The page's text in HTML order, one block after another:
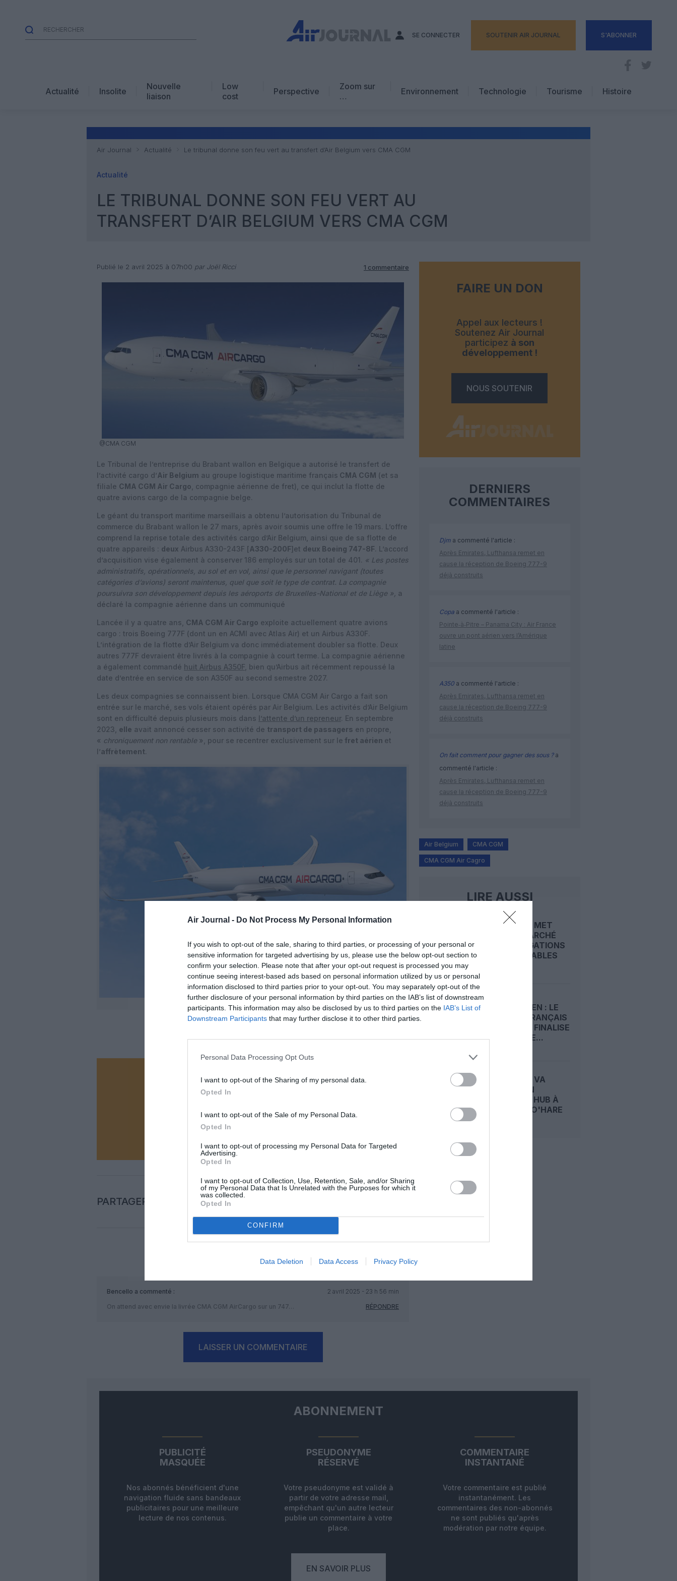
Air Journal - Do Not Process My Personal Information
If you wish to opt-out of the sale, sharing to third parties, or processing of your personal or
sensitive information for targeted advertising by us, please use the below opt-out section to
confirm your selection. Please note that after your opt-out request is processed you may
continue seeing interest-based ads based on personal information utilized by us or personal
information disclosed to third parties prior to your opt-out. You may separately opt-out of the
further disclosure of your personal information by third parties on the IAB’s list of downstream
participants. This information may also be disclosed by us to third parties on the IAB’s List of
Downstream Participants that may further disclose it to other third parties.
Personal Data Processing Opt Outs
I want to opt-out of the Sharing of my personal data.
Opted In
I want to opt-out of the Sale of my Personal Data.
Opted In
I want to opt-out of processing my Personal Data for Targeted
Advertising.
Opted In
I want to opt-out of Collection, Use, Retention, Sale, and/or Sharing
of my Personal Data that Is Unrelated with the Purposes for which it
was collected.
Opted In
CONFIRM
Data Deletion Data Access Privacy Policy
SE CONNECTER SOUTENIR AIR JOURNAL S'ABONNER
Actualité Insolite
Nouvelle
liaison
Low
cost
Perspective
Zoom sur
…
Avis d’expert
Environnement Technologie
Tourisme
Hôtellerie
Histoire
Air Journal Actualité Le tribunal donne son feu vert au transfert d’Air Belgium vers CMA CGM
Actualité
LE TRIBUNAL DONNE SON FEU VERT AU
TRANSFERT D’AIR BELGIUM VERS CMA CGM
Publié le 2 avril 2025 à 07h00 par Joël Ricci 1 commentaire
@CMA CGM
Le Tribunal de l’entreprise du Brabant wallon en Belgique a autorisé le transfert de
l’activité cargo d’Air Belgium au groupe logistique maritime français CMA CGM (et sa
filiale CMA CGM Air Cargo , compagnie aérienne de fret), ce qui inclut la flotte de
quatre avions cargo de la compagnie belge.
Le géant du transport maritime marseillais a obtenu l’autorisation du Tribunal de
commerce du Brabant wallon le 27 mars, après avoir soumis une offre le 19 mars. L’offre
comprend la reprise totale des activités cargo d’Air Belgium, ainsi que de sa flotte de
quatre appareils : deux Airbus A330-243F [A330-200F]et deux Boeing 747-8F. L’accord
d’acquisition vise également à conserver 186 employés sur un total de 401. « Les postes
administratifs, opérationnels, au sol et en vol, ainsi que le personnel navigant (toutes
catégories d’avions) seront maintenus, quel que soit le type de contrat. La compagnie
poursuivra son développement depuis les aéroports de Bruxelles-National et de Liège », a
déclaré la compagnie aérienne dans un communiqué
Lancée il y a quatre ans, CMA CGM Air Cargo exploite actuellement quatre avions
cargo : trois Boeing 777F (dont un en ACMI avec Atlas Air) et un Airbus A330F.
L’intégration de la flotte d’Air Belgium va donc immédiatement doubler sa flotte. Deux
autres 777F devraient être livrés à la compagnie à court terme. La compagnie aérienne
a également commandé huit Airbus A350F , bien qu’Airbus ait récemment repoussé la
date d’entrée en service de son A350F au second semestre 2027.
Les deux compagnies se connaissent bien. Lorsque CMA CGM Air Cargo a fait son
entrée sur le marché, ses vols étaient opérés par Air Belgium. Les activités d’Air Belgium
sont en difficulté depuis plusieurs mois dans l’attente d’un repreneur. En septembre
2023, elle avait annoncé cesser son activité de transport de passagers en propre,
« chroniquement non rentable », pour se recentrer exclusivement sur le fret aérien et
l’affrètement.
©Airbus
Vous avez apprécié l’article ?
Soutenez-nous, faites un don !
NOUS SOUTENIR
PARTAGER L'ARTICLE
FacebookTwitter
COMMENTAIRE(S)
Bencello a commenté :
2 avril 2025 - 23 h 56 min
On attend avec envie la livrée CMA CGM AirCargo sur un 747…
RÉPONDRE
LAISSER UN COMMENTAIRE
FAIRE UN DON
Appel aux lecteurs !
Soutenez Air Journal
participez à son
développement !
NOUS SOUTENIR
DERNIERS
COMMENTAIRES
Djm a commenté l'article :
Après Emirates, Lufthansa remet en
cause la réception de Boeing 777-9
déjà construits
Copa a commenté l'article :
Pointe‑à‑Pitre – Panama City : Air France
ouvre un pont aérien vers l’Amérique
latine
A350 a commenté l'article :
Après Emirates, Lufthansa remet en
cause la réception de Boeing 777-9
déjà construits
On fait comment pour gagner des sous ?a
commenté l'article :
Après Emirates, Lufthansa remet en
cause la réception de Boeing 777-9
déjà construits
Air Belgium CMA CGM
CMA CGM Air Cagro
LIRE AUSSI
CMA CGM MET
SUR LE MARCHÉ
DES OBLIGATIONS
ÉCHANGEABLES
FRET AÉRIEN : LE
GROUPE FRANÇAIS
CMA CGM FINALISE
LA REPRISE...
CMA CGM VA
OUVRIR UN
NOUVEAU HUB À
CHICAGO O'HARE
ABONNEMENT
PUBLICITÉ
MASQUÉE
Nos abonnés bénéficient d'une
navigation fluide sans bandeaux
publicitaires pour une meilleure
lecture de nos contenus.
PSEUDONYME
RÉSERVÉ
Votre pseudonyme est validé à
partir de votre adresse mail,
empêchant qu'un autre lecteur
publie un commentaire à votre
place.
COMMENTAIRE
INSTANTANÉ
Votre commentaire est publié
instantanément. Les
commentaires des non-abonnés
ne sont publiés qu'après
modération par notre équipe.
EN SAVOIR PLUS